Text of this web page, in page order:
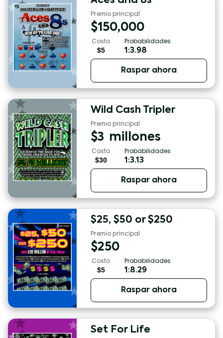
Premio principal
$150,000
Costo
$5
Probabilidades
1:3.98
Raspar ahora
Wild Cash Tripler
Premio principal
$3 millones
Costo
$30
Probabilidades
1:3.13
Raspar ahora
$25, $50 or $250
Premio principal
$250
Costo
$5
Probabilidades
1:8.29
Raspar ahora
Set For Life